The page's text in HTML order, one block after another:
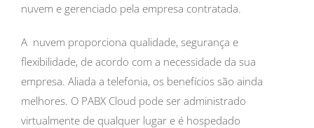
nuvem e gerenciado pela empresa contratada.
A nuvem proporciona qualidade, segurança e
flexibilidade, de acordo com a necessidade da sua
empresa. Aliada a telefonia, os benefícios são ainda
melhores. O PABX Cloud pode ser administrado
virtualmente de qualquer lugar e é hospedado